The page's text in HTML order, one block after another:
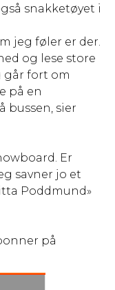
snakketøyet i
jeg føler er der.
og lese store
går fort om
på en
bussen, sier
Er
savner jo et
Poddmund»
på